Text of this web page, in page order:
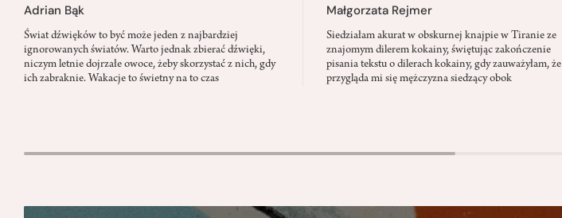
Adrian Bąk
Świat dźwięków to być może jeden z najbardziej
ignorowanych światów. Warto jednak zbierać dźwięki,
niczym letnie dojrzałe owoce, żeby skorzystać z nich, gdy
ich zabraknie. Wakacje to świetny na to czas
Małgorzata Rejmer
Siedziałam akurat w obskurnej knajpie w Tiranie ze
znajomym dilerem kokainy, świętując zakończenie
pisania tekstu o dilerach kokainy, gdy zauważyłam, że
przygląda mi się mężczyzna siedzący obok